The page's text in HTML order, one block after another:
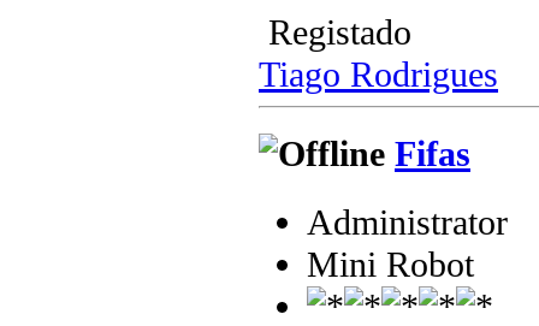
Registado
Tiago Rodrigues
Fifas
Administrator
Mini Robot